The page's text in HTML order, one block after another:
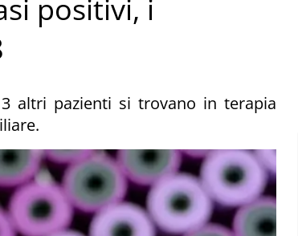
positivi, i
altri pazienti si trovano in terapia